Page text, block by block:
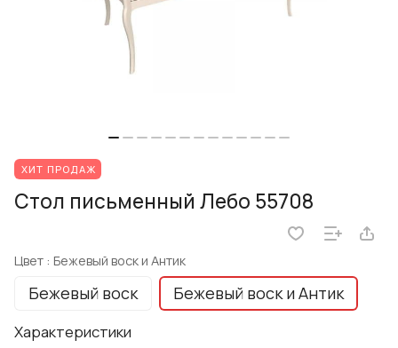
ХИТ ПРОДАЖ
Стол письменный Лебо 55708
Цвет : Бежевый воск и Антик
Бежевый воск Бежевый воск и Антик
Характеристики